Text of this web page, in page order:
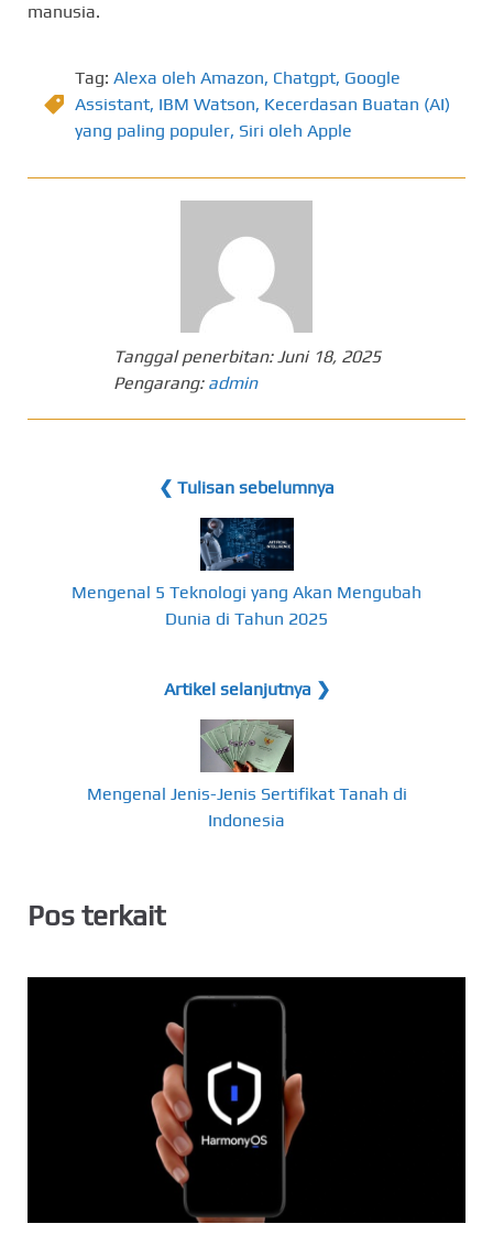
manusia.
Tag: Alexa oleh Amazon, Chatgpt, Google
Assistant, IBM Watson, Kecerdasan Buatan (AI)
yang paling populer, Siri oleh Apple
Tanggal penerbitan:Juni 18, 2025
Pengarang: admin
❮ Tulisan sebelumnya
Mengenal 5 Teknologi yang Akan Mengubah
Dunia di Tahun 2025
Artikel selanjutnya ❯
Mengenal Jenis-Jenis Sertifikat Tanah di
Indonesia
Pos terkait